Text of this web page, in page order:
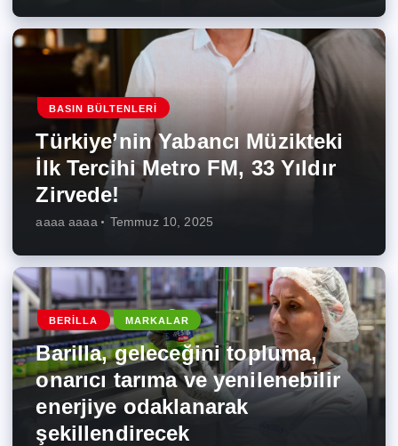
BASIN BÜLTENLERI
Türkiye’nin Yabancı Müzikteki
İlk Tercihi Metro FM, 33 Yıldır
Zirvede!
aaaa aaaa Temmuz 10, 2025
BERILLA MARKALAR
Barilla, geleceğini topluma,
onarıcı tarıma ve yenilenebilir
enerjiye odaklanarak
şekillendirecek